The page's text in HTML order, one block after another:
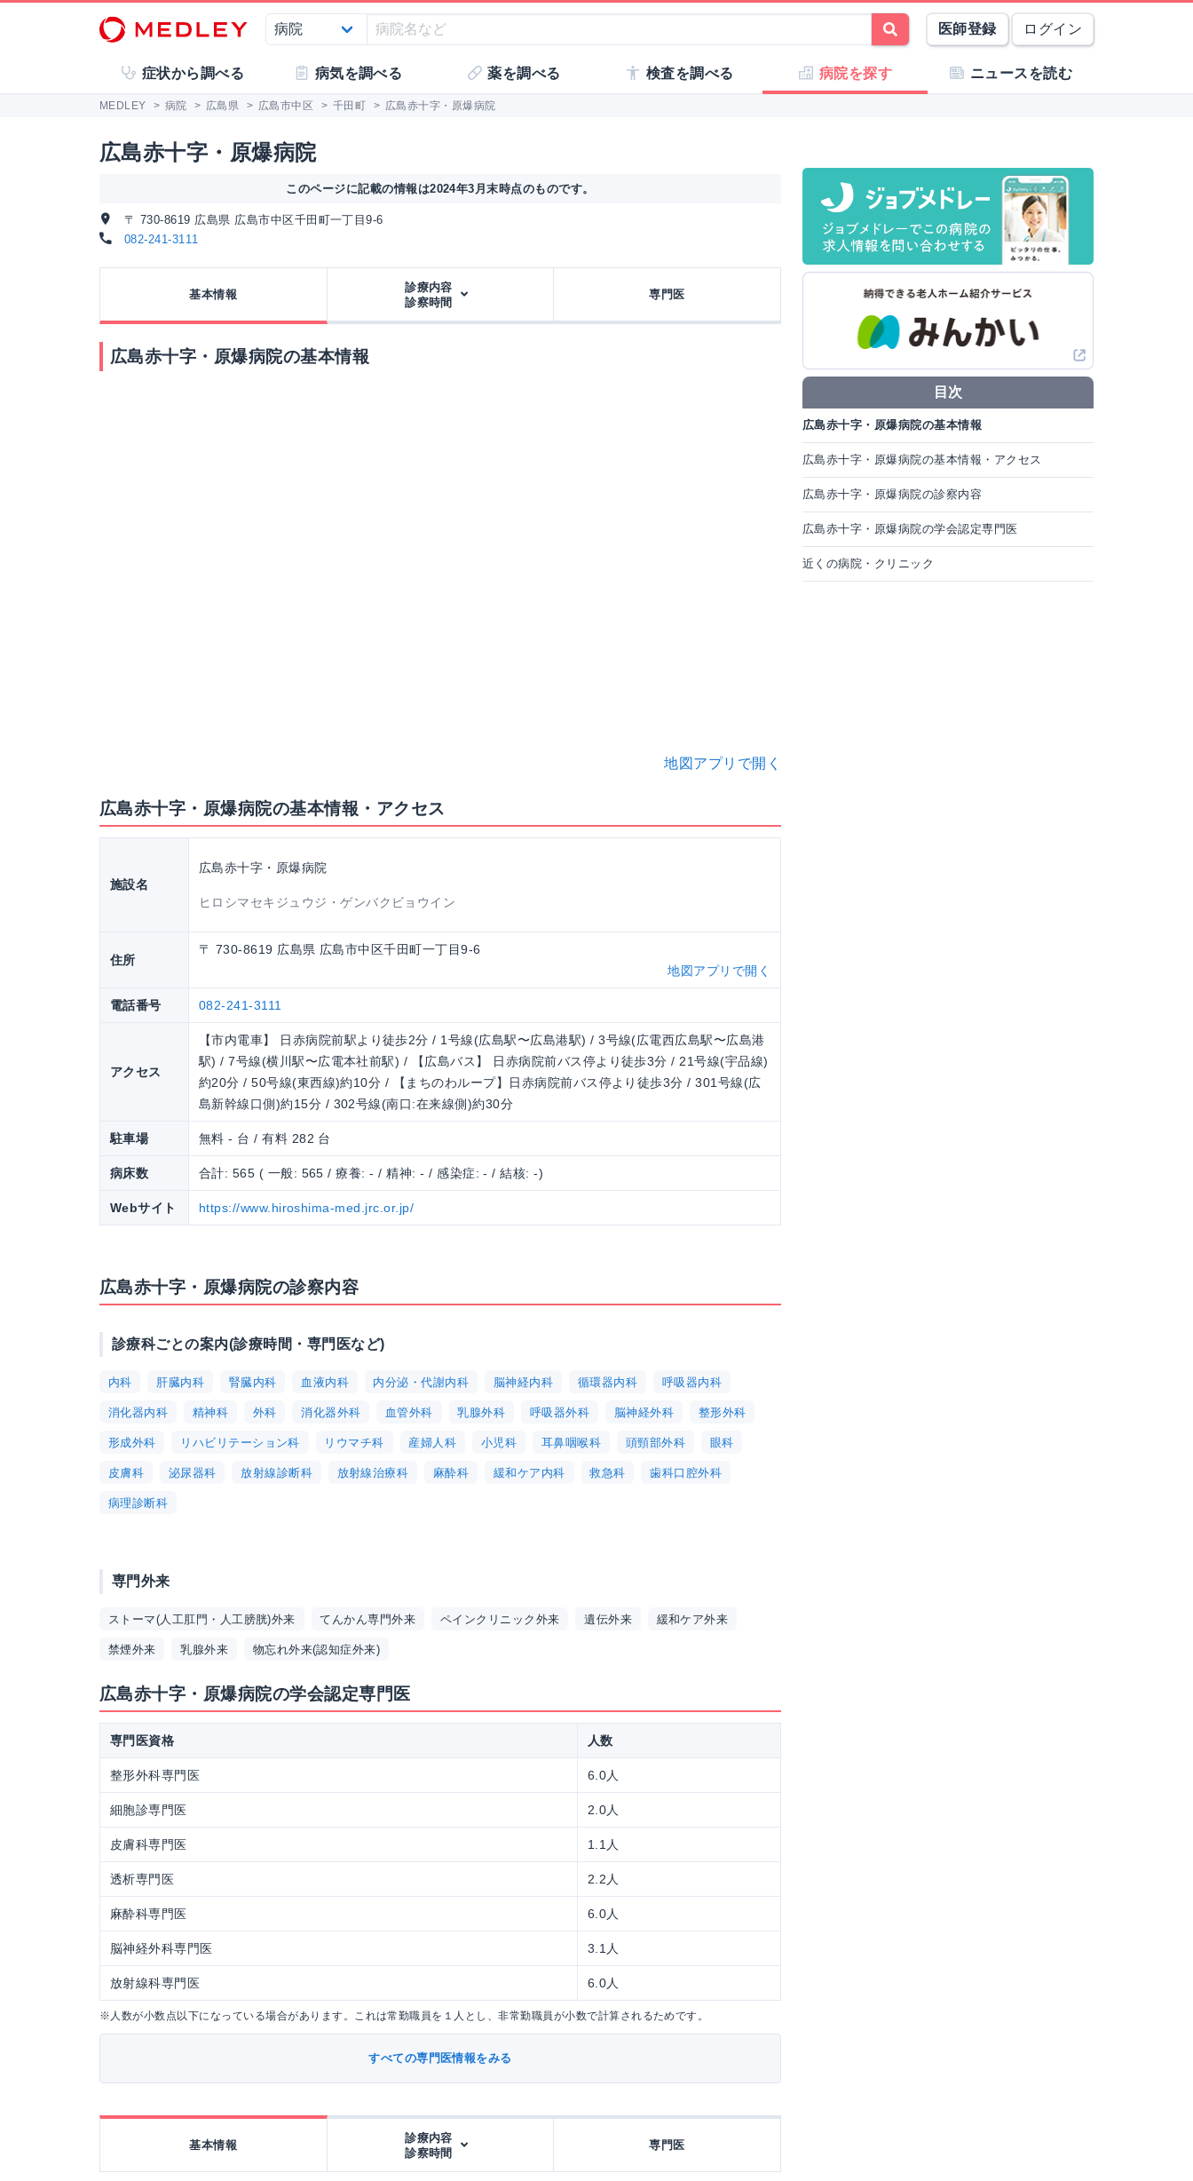
医師登録 ログイン
症状から調べる 病気を調べる 薬を調べる 検査を調べる 病院を探す ニュースを読む
MEDLEY > 病院 > 広島県 > 広島市中区 > 千田町 > 広島赤十字・原爆病院
広島赤十字・原爆病院
このページに記載の情報は2024年3月末時点のものです。
〒 730-8619 広島県 広島市中区千田町一丁目9-6
082-241-3111
基本情報
診療内容
診察時間
専門医
広島赤十字・原爆病院の基本情報
地図アプリで開く
広島赤十字・原爆病院の基本情報・アクセス
施設名
広島赤十字・原爆病院
ヒロシマセキジュウジ・ゲンバクビョウイン
住所
〒 730-8619 広島県 広島市中区千田町一丁目9-6
地図アプリで開く
電話番号 082-241-3111
アクセス
【市内電車】 日赤病院前駅より徒歩2分 / 1号線(広島駅〜広島港駅) / 3号線(広電西広島駅〜広島港
駅) / 7号線(横川駅〜広電本社前駅) / 【広島バス】 日赤病院前バス停より徒歩3分 / 21号線(宇品線)
約20分 / 50号線(東西線)約10分 / 【まちのわループ】日赤病院前バス停より徒歩3分 / 301号線(広
島新幹線口側)約15分 / 302号線(南口:在来線側)約30分
駐車場 無料 - 台 / 有料 282 台
病床数 合計: 565 ( 一般: 565 / 療養: - / 精神: - / 感染症: - / 結核: -)
Webサイト https://www.hiroshima-med.jrc.or.jp/
広島赤十字・原爆病院の診察内容
診療科ごとの案内(診療時間・専門医など)
内科 肝臓内科 腎臓内科 血液内科 内分泌・代謝内科 脳神経内科 循環器内科 呼吸器内科
消化器内科 精神科 外科 消化器外科 血管外科 乳腺外科 呼吸器外科 脳神経外科 整形外科
形成外科 リハビリテーション科 リウマチ科 産婦人科 小児科 耳鼻咽喉科 頭頸部外科 眼科
皮膚科 泌尿器科 放射線診断科 放射線治療科 麻酔科 緩和ケア内科 救急科 歯科口腔外科
病理診断科
専門外来
ストーマ(人工肛門・人工膀胱)外来 てんかん専門外来 ペインクリニック外来 遺伝外来 緩和ケア外来
禁煙外来 乳腺外来 物忘れ外来(認知症外来)
広島赤十字・原爆病院の学会認定専門医
専門医資格 人数
整形外科専門医 6.0人
細胞診専門医 2.0人
皮膚科専門医 1.1人
透析専門医 2.2人
麻酔科専門医 6.0人
脳神経外科専門医 3.1人
放射線科専門医 6.0人
※人数が小数点以下になっている場合があります。これは常勤職員を１人とし、非常勤職員が小数で計算されるためです。
すべての専門医情報をみる
基本情報
診療内容
診察時間
専門医
目次
広島赤十字・原爆病院の基本情報
広島赤十字・原爆病院の基本情報・アクセス
広島赤十字・原爆病院の診察内容
広島赤十字・原爆病院の学会認定専門医
近くの病院・クリニック